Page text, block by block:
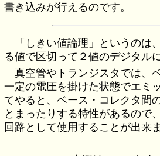
書き込みが行えるのです。
「しきい値論理」というのは
る値で区切って２値のデジタル
真空管やトランジスタでは、
一定の電圧を掛けた状態でエミ
てやると、ベース・コレクタ間
とまったりする特性があるので
回路として使用することが出来ま